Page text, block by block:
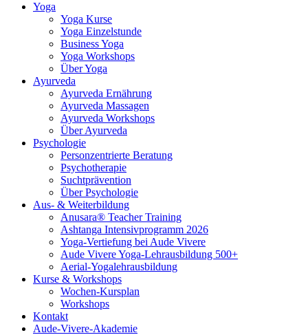
Yoga
Yoga Kurse
Yoga Einzelstunde
Business Yoga
Yoga Workshops
Über Yoga
Ayurveda
Ayurveda Ernährung
Ayurveda Massagen
Ayurveda Workshops
Über Ayurveda
Psychologie
Personzentrierte Beratung
Psychotherapie
Suchtprävention
Über Psychologie
Aus- & Weiterbildung
Anusara® Teacher Training
Ashtanga Intensivprogramm 2026
Yoga-Vertiefung bei Aude Vivere
Aude Vivere Yoga-Lehrausbildung 500+
Aerial-Yogalehrausbildung
Kurse & Workshops
Wochen-Kursplan
Workshops
Kontakt
Aude-Vivere-Akademie